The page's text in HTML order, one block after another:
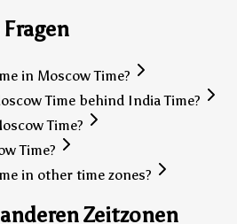
in Moscow Time?
Time behind India Time?
Time?
Time?
in other time zones?
Zeitzonen